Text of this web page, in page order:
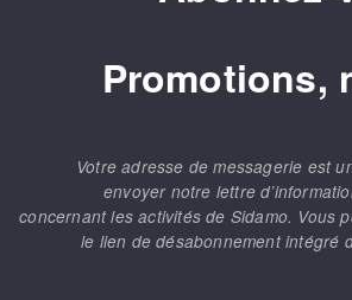
Promotions,
Votre adresse de messagerie est
envoyer notre lettre
concernant les activités de Sidamo. Vous
le lien de désabonnement intégré